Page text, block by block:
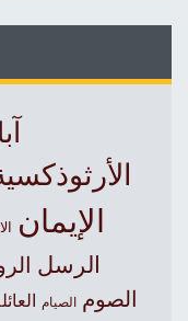
آباء
الأرثوذكسية
الإيمان
الرسل
الصوم الصيام العائلة